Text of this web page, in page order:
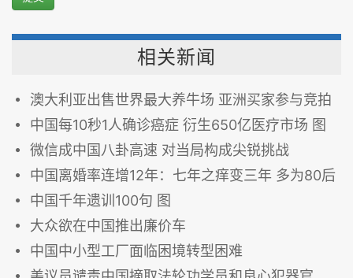
相关新闻
澳大利亚出售世界最大养牛场 亚洲买家参与竞拍
中国每10秒1人确诊癌症 衍生650亿医疗市场 图
微信成中国八卦高速 对当局构成尖锐挑战
中国离婚率连增12年：七年之痒变三年 多为80后
中国千年遗训100句 图
大众欲在中国推出廉价车
中国中小型工厂面临困境转型困难